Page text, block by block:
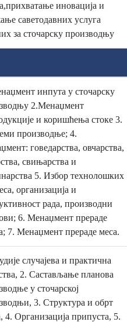
иновација и
саветодавних услуга
за сточарску производњу
инпута у сточарску
2.Менаџмент
и коришћења стоке 3.
производње; 4.
говедарства, овчарства,
свињарства и
5. Избор технолошких
организација и
рада, производни
6. Менаџмент прераде
7. Менаџмент прераде меса.
случајева и практична
2. Састављање планова
у сточарској
3. Структура и обрт
4. Организација припуста, 5.